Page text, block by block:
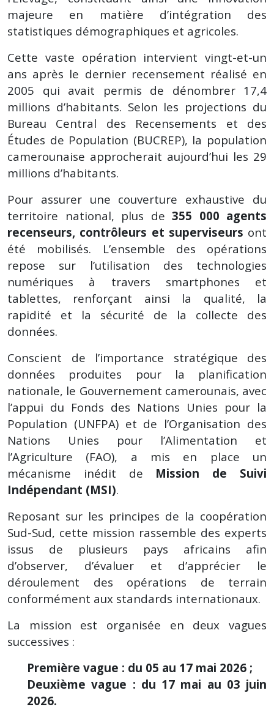
majeure en matière d’intégration des
statistiques démographiques et agricoles.
Cette vaste opération intervient vingt-et-un
ans après le dernier recensement réalisé en
2005 qui avait permis de dénombrer 17,4
millions d’habitants. Selon les projections du
Bureau Central des Recensements et des
Études de Population (BUCREP), la population
camerounaise approcherait aujourd’hui les 29
millions d’habitants.
Pour assurer une couverture exhaustive du
territoire national, plus de 355 000 agents
recenseurs, contrôleurs et superviseurs ont
été mobilisés. L’ensemble des opérations
repose sur l’utilisation des technologies
numériques à travers smartphones et
tablettes, renforçant ainsi la qualité, la
rapidité et la sécurité de la collecte des
données.
Conscient de l’importance stratégique des
données produites pour la planification
nationale, le Gouvernement camerounais, avec
l’appui du Fonds des Nations Unies pour la
Population (UNFPA) et de l’Organisation des
Nations Unies pour l’Alimentation et
l’Agriculture (FAO), a mis en place un
mécanisme inédit de Mission de Suivi
Indépendant (MSI).
Reposant sur les principes de la coopération
Sud-Sud, cette mission rassemble des experts
issus de plusieurs pays africains afin
d’observer, d’évaluer et d’apprécier le
déroulement des opérations de terrain
conformément aux standards internationaux.
La mission est organisée en deux vagues
successives :
Première vague : du 05 au 17 mai 2026 ;
Deuxième vague : du 17 mai au 03 juin
2026.